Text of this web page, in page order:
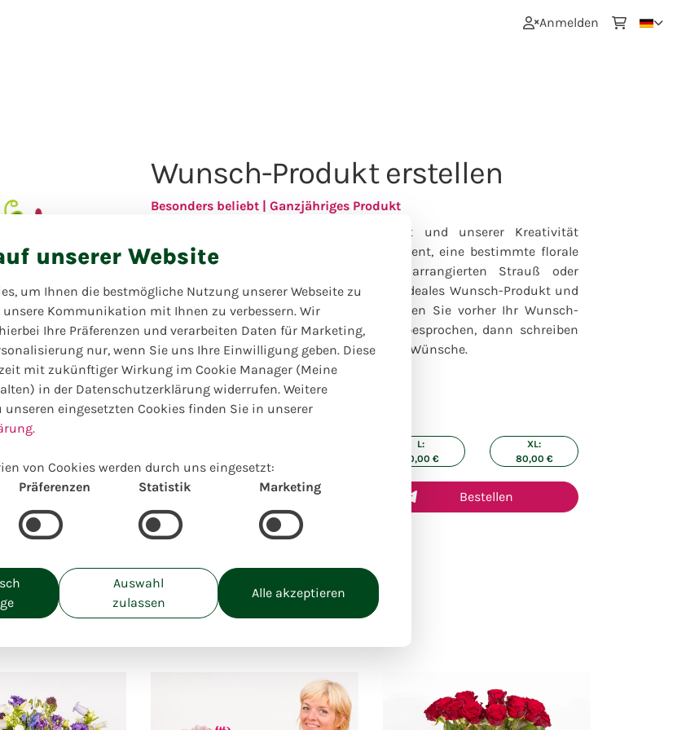
Anmelden
Wunsch-Produkt erstellen
Besonders beliebt | Ganzjähriges Produkt
Lassen Sie sich von unserem Angebot und unserer Kreativität
überraschen! Wenn Sie sich ein Arrangement, eine bestimmte florale
Dekoration, Pflanzschale, einen eigen arrangierten Strauß oder
Sonstiges wünschen, beschreiben Sie Ihr ideales Wunsch-Produkt und
der Florist wird es für Sie umsetzen. Haben Sie vorher Ihr Wunsch-
Produkt mit dem Floristen (telefonisch) besprochen, dann schreiben
Sie einfach 'wie besprochen' unter spezielle Wünsche.
Wählen Sie Ihre Wunschgröße:
Preise inkl. MwSt. zzgl. Lieferkosten
L:
50,00 €
XL:
80,00 €
Bestellen
unserer Website
um Ihnen die bestmögliche Nutzung unserer Webseite zu
Kommunikation mit Ihnen zu verbessern. Wir
Ihre Präferenzen und verarbeiten Daten für Marketing,
nur, wenn Sie uns Ihre Einwilligung geben. Diese
mit zukünftiger Wirkung im Cookie Manager (Meine
in der Datenschutzerklärung widerrufen. Weitere
eingesetzten Cookies finden Sie in unserer
von Cookies werden durch uns eingesetzt:
Präferenzen Statistik Marketing
Auswahl
zulassen
Alle akzeptieren